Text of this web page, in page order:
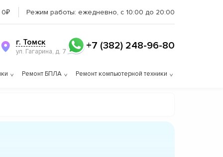
0₽ Режим работы: ежедневно, с 10:00 до 20:00
г. Томск
ул. Гагарина, д. 7 +7 (382) 248-96-80
Ремонт БПЛА Ремонт компьютерной техники